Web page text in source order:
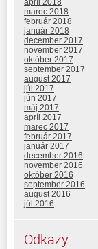
marec 2018
február 2018
január 2018
december 2017
november 2017
október 2017
september 2017
august 2017
júl 2017
jún 2017
máj 2017
apríl 2017
marec 2017
február 2017
január 2017
december 2016
november 2016
október 2016
september 2016
august 2016
júl 2016
Odkazy